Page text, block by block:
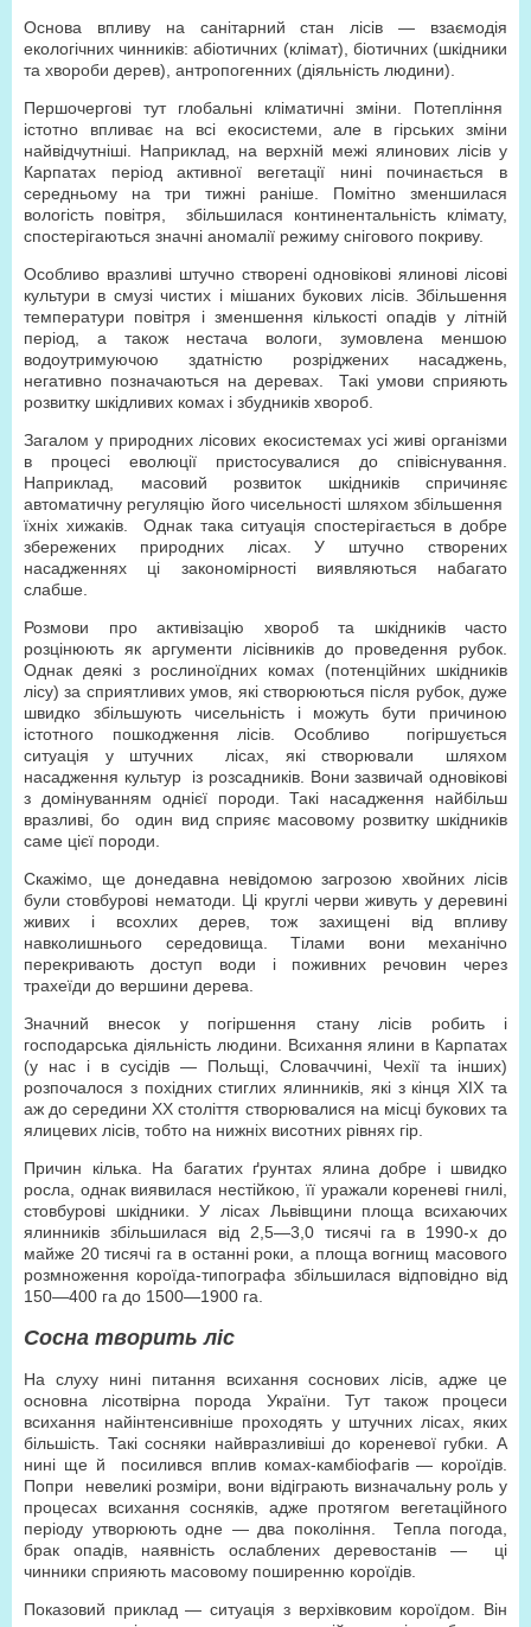
Основа впливу на санітарний стан лісів — взаємодія
екологічних чинників: абіотичних (клімат), біотичних (шкідники
та хвороби дерев), антропогенних (діяльність людини).
Першочергові тут глобальні кліматичні зміни. Потепління
істотно впливає на всі екосистеми, але в гірських зміни
найвідчутніші. Наприклад, на верхній межі ялинових лісів у
Карпатах період активної вегетації нині починається в
середньому на три тижні раніше. Помітно зменшилася
вологість повітря, збільшилася континентальність клімату,
спостерігаються значні аномалії режиму снігового покриву.
Особливо вразливі штучно створені одновікові ялинові лісові
культури в смузі чистих і мішаних букових лісів. Збільшення
температури повітря і зменшення кількості опадів у літній
період, а також нестача вологи, зумовлена меншою
водоутримуючою здатністю розріджених насаджень,
негативно позначаються на деревах. Такі умови сприяють
розвитку шкідливих комах і збудників хвороб.
Загалом у природних лісових екосистемах усі живі організми
в процесі еволюції пристосувалися до співіснування.
Наприклад, масовий розвиток шкідників спричиняє
автоматичну регуляцію його чисельності шляхом збільшення
їхніх хижаків. Однак така ситуація спостерігається в добре
збережених природних лісах. У штучно створених
насадженнях ці закономірності виявляються набагато
слабше.
Розмови про активізацію хвороб та шкідників часто
розцінюють як аргументи лісівників до проведення рубок.
Однак деякі з рослиноїдних комах (потенційних шкідників
лісу) за сприятливих умов, які створюються після рубок, дуже
швидко збільшують чисельність і можуть бути причиною
істотного пошкодження лісів. Особливо погіршується
ситуація у штучних лісах, які створювали шляхом
насадження культур із розсадників. Вони зазвичай одновікові
з домінуванням однієї породи. Такі насадження найбільш
вразливі, бо один вид сприяє масовому розвитку шкідників
саме цієї породи.
Скажімо, ще донедавна невідомою загрозою хвойних лісів
були стовбурові нематоди. Ці круглі черви живуть у деревині
живих і всохлих дерев, тож захищені від впливу
навколишнього середовища. Тілами вони механічно
перекривають доступ води і поживних речовин через
трахеїди до вершини дерева.
Значний внесок у погіршення стану лісів робить і
господарська діяльність людини. Всихання ялини в Карпатах
(у нас і в сусідів — Польщі, Словаччині, Чехії та інших)
розпочалося з похідних стиглих ялинників, які з кінця ХІХ та
аж до середини ХХ століття створювалися на місці букових та
ялицевих лісів, тобто на нижніх висотних рівнях гір.
Причин кілька. На багатих ґрунтах ялина добре і швидко
росла, однак виявилася нестійкою, її уражали кореневі гнилі,
стовбурові шкідники. У лісах Львівщини площа всихаючих
ялинників збільшилася від 2,5—3,0 тисячі га в 1990-х до
майже 20 тисячі га в останні роки, а площа вогнищ масового
розмноження короїда-типографа збільшилася відповідно від
150—400 га до 1500—1900 га.
Сосна творить ліс
На слуху нині питання всихання соснових лісів, адже це
основна лісотвірна порода України. Тут також процеси
всихання найінтенсивніше проходять у штучних лісах, яких
більшість. Такі сосняки найвразливіші до кореневої губки. А
нині ще й посилився вплив комах-камбіофагів — короїдів.
Попри невеликі розміри, вони відіграють визначальну роль у
процесах всихання сосняків, адже протягом вегетаційного
періоду утворюють одне — два покоління. Тепла погода,
брак опадів, наявність ослаблених деревостанів — ці
чинники сприяють масовому поширенню короїдів.
Показовий приклад — ситуація з верхівковим короїдом. Він